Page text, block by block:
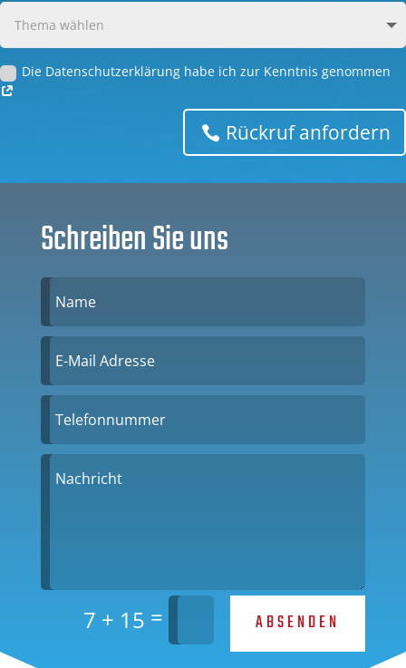
Die Datenschutzerklärung habe ich zur Kenntnis genommen
Rückruf anfordern
Schreiben Sie uns
7 + 15 = ABSENDEN